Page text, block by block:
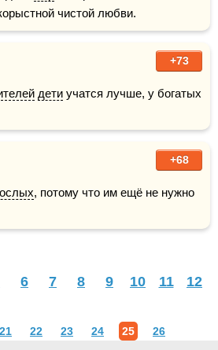
чистой любви.
+73
дети учатся лучше, у богатых
+68
, потому что им ещё не нужно
6 7 8 9 10 11
12
21 22 23 24 25 26